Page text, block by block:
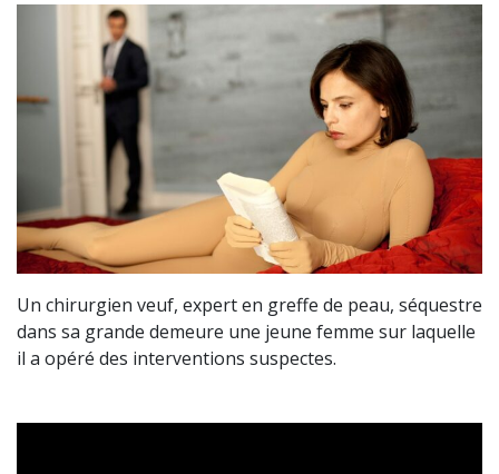
Un chirurgien veuf, expert en greffe de peau, séquestre
dans sa grande demeure une jeune femme sur laquelle
il a opéré des interventions suspectes.